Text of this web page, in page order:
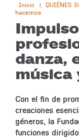
Inicio QUIÉNES
hacemos
danza,
música
Con el fin de
creaciones
géneros, la
funciones